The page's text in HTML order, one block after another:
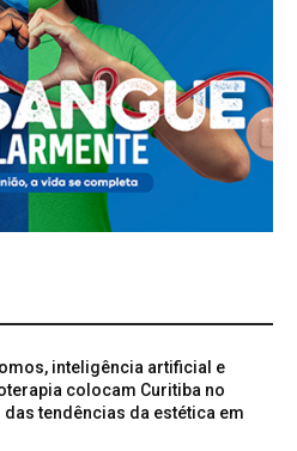
inteligência artificial e
colocam Curitiba no
das tendências da estética em